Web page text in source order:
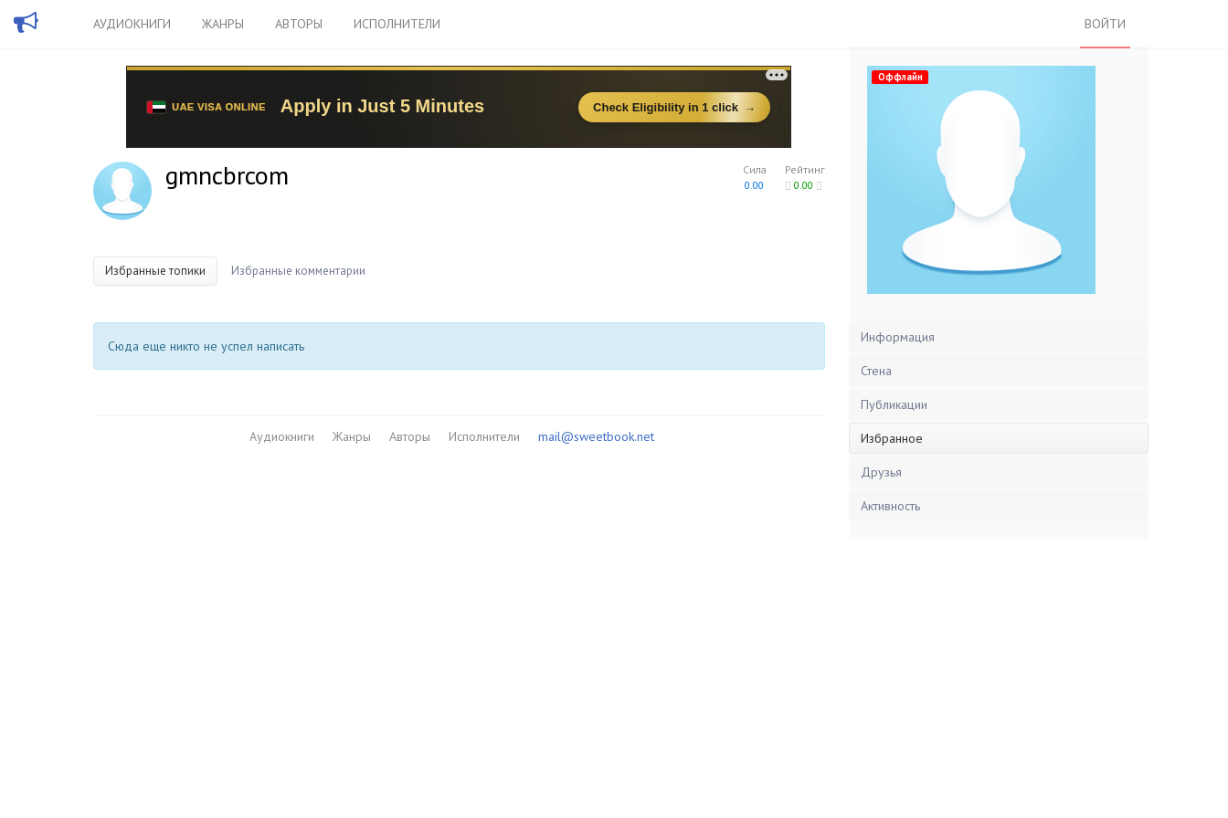
АУДИОКНИГИ ЖАНРЫ АВТОРЫ ИСПОЛНИТЕЛИ ВОЙТИ
Рейтинг
0.00
Сила
0.00
gmncbrcom
Избранные топики Избранные комментарии
Сюда еще никто не успел написать
Аудиокниги Жанры Авторы Исполнители mail@sweetbook.net
Оффлайн
Информация
Стена
Публикации
Избранное
Друзья
Активность